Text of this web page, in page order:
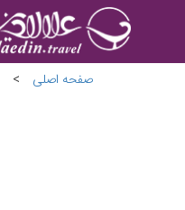
صفحه اصلی >